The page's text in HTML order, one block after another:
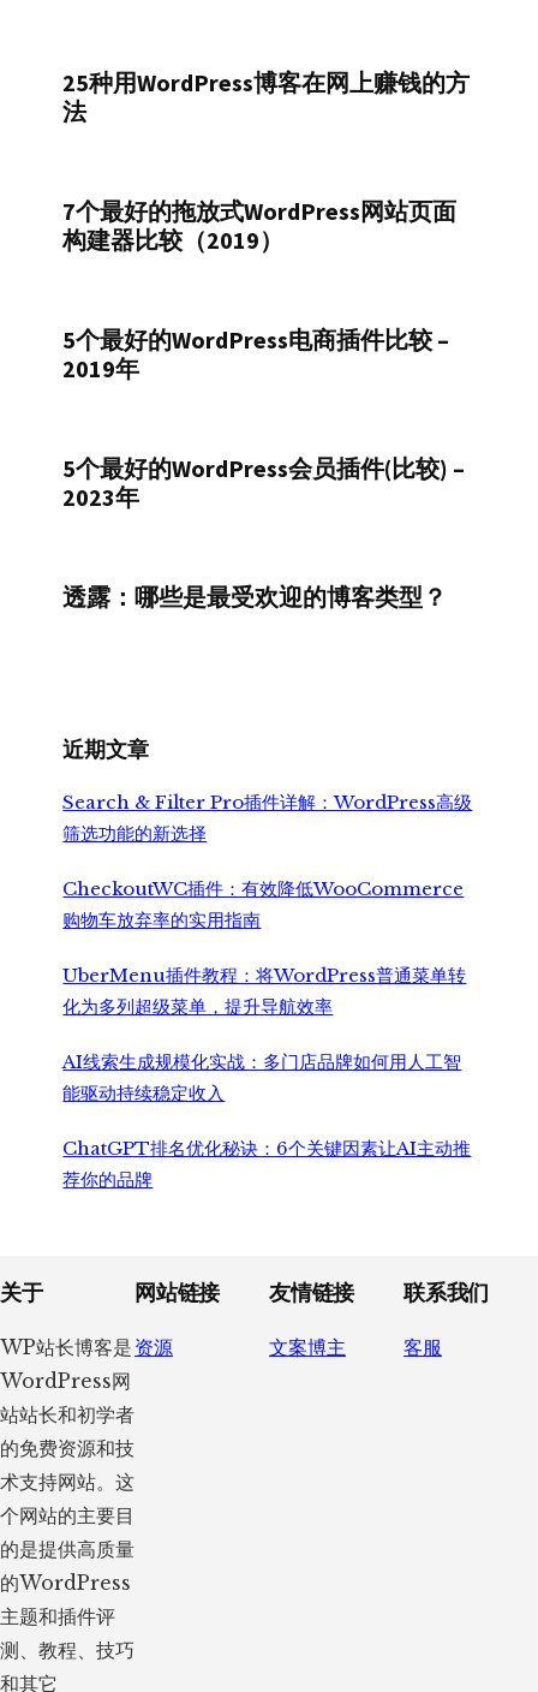
25种用WordPress博客在网上赚钱的方
法
7个最好的拖放式WordPress网站页面
构建器比较（2019）
5个最好的WordPress电商插件比较 –
2019年
5个最好的WordPress会员插件(比较) –
2023年
透露：哪些是最受欢迎的博客类型？
近期文章
Search & Filter Pro插件详解：WordPress高级
筛选功能的新选择
CheckoutWC插件：有效降低WooCommerce
购物车放弃率的实用指南
UberMenu插件教程：将WordPress普通菜单转
化为多列超级菜单，提升导航效率
AI线索生成规模化实战：多门店品牌如何用人工智
能驱动持续稳定收入
ChatGPT排名优化秘诀：6个关键因素让AI主动推
荐你的品牌
Footer
关于
WP站长博客是
WordPress网
站站长和初学者
的免费资源和技
术支持网站。这
个网站的主要目
的是提供高质量
的WordPress
主题和插件评
测、教程、技巧
和其它
网站链接
资源
友情链接
文案博主
联系我们
客服